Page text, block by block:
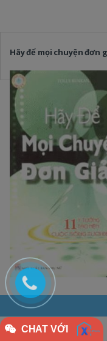
Hãy để mọi chuyện đơn
CHAT VỚI
X